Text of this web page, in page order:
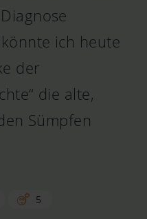
ich heute
der
die alte,
Sümpfen
5